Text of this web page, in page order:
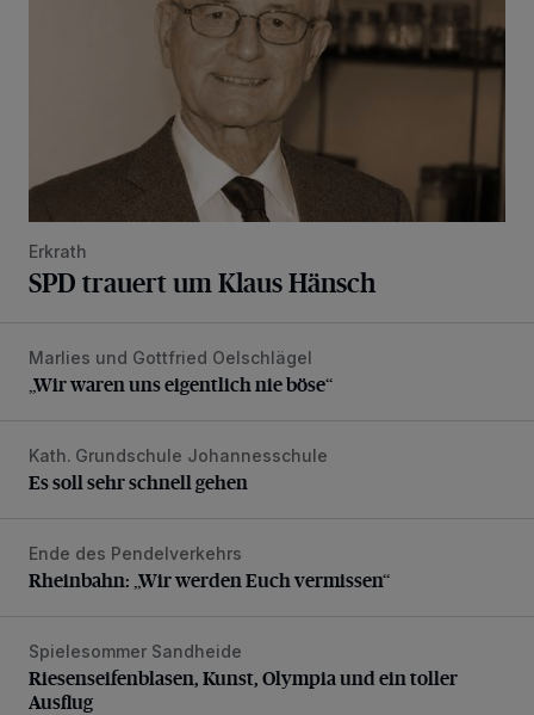
Erkrath
SPD trauert um Klaus Hänsch
„Wir waren uns eigentlich nie böse“
Marlies und Gottfried Oelschlägel
„Wir waren uns eigentlich nie böse“
Es soll sehr schnell gehen
Kath. Grundschule Johannesschule
Es soll sehr schnell gehen
Rheinbahn: „Wir werden Euch vermissen“
Ende des Pendelverkehrs
Rheinbahn: „Wir werden Euch vermissen“
Riesenseifenblasen, Kunst, Olympia und ein toller Ausflug
Spielesommer Sandheide
Riesenseifenblasen, Kunst, Olympia und ein toller
Ausflug